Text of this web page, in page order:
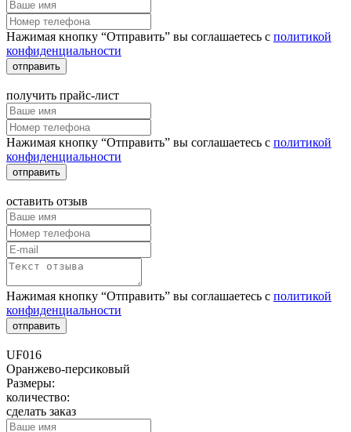
Нажимая кнопку “Отправить” вы соглашаетесь с политикой
конфиденциальности
отправить
получить прайс-лист
Нажимая кнопку “Отправить” вы соглашаетесь с политикой
конфиденциальности
отправить
оставить отзыв
Нажимая кнопку “Отправить” вы соглашаетесь с политикой
конфиденциальности
отправить
UF016
Оранжево-персиковый
Размеры:
количество:
сделать заказ